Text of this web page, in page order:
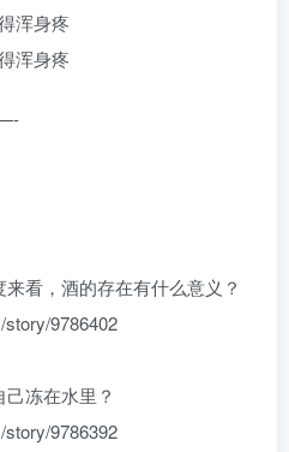
浑身疼
浑身疼
看，酒的存在有什么意义？
9786402
冻在水里？
9786392